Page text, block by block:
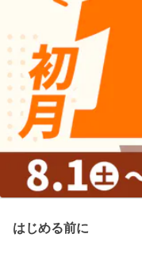
はじめる前に